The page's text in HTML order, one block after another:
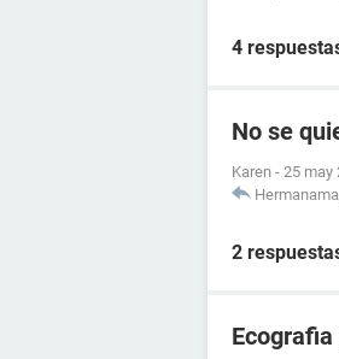
4
No se
Karen - 25 may
2